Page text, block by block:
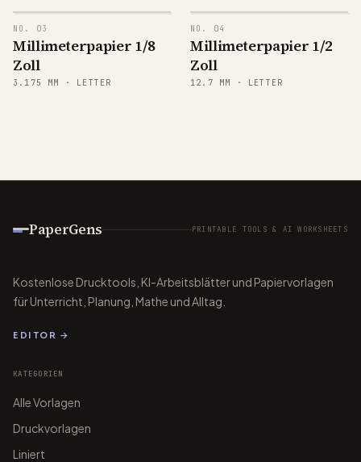
papergens.com
NO. 03
Millimeterpapier 1/8
Zoll
3.175 MM · LETTER
NO. 04
Millimeterpapier 1/2
Zoll
12.7 MM · LETTER
PaperGens PRINTABLE TOOLS & AI WORKSHEETS
Kostenlose Drucktools, KI-Arbeitsblätter und Papiervorlagen
für Unterricht, Planung, Mathe und Alltag.
EDITOR →
KATEGORIEN
Alle Vorlagen
Druckvorlagen
Liniert